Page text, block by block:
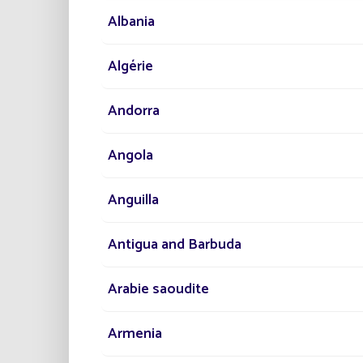
19/04/2019
Les pistes de formations
d’AFTRAL s’éclairent en solaire
Albania
Algérie
Andorra
Angola
Anguilla
Antigua and Barbuda
Arabie saoudite
Armenia